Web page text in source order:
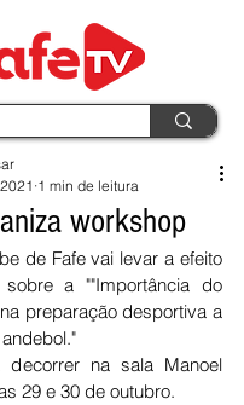
workshop
1 min de leitura
de Fafe vai levar a efeito
a ""Importância do
preparação desportiva a
decorrer na sala Manoel
29 e 30 de outubro.